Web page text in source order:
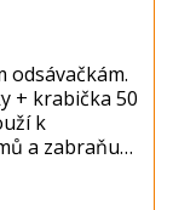
odsávačkám.
+ krabička 50
k
a zabraňuje,
místnosti.
po každém